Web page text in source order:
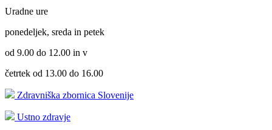
Uradne ure
ponedeljek, sreda in petek
od 9.00 do 12.00 in v
četrtek od 13.00 do 16.00
Zdravniška zbornica Slovenije
Ustno zdravje